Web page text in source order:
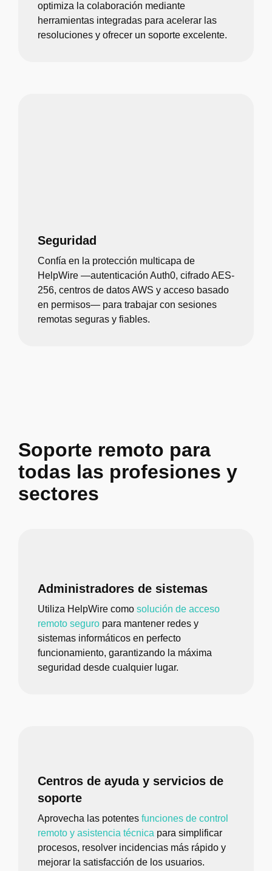
optimiza la colaboración mediante
herramientas integradas para acelerar las
resoluciones y ofrecer un soporte excelente.
Seguridad
Confía en la protección multicapa de
HelpWire —autenticación Auth0, cifrado AES-
256, centros de datos AWS y acceso basado
en permisos— para trabajar con sesiones
remotas seguras y fiables.
Soporte remoto para
todas las profesiones y
sectores
Administradores de sistemas
Utiliza HelpWire como solución de acceso
remoto seguro para mantener redes y
sistemas informáticos en perfecto
funcionamiento, garantizando la máxima
seguridad desde cualquier lugar.
Centros de ayuda y servicios de
soporte
Aprovecha las potentes funciones de control
remoto y asistencia técnica para simplificar
procesos, resolver incidencias más rápido y
mejorar la satisfacción de los usuarios.